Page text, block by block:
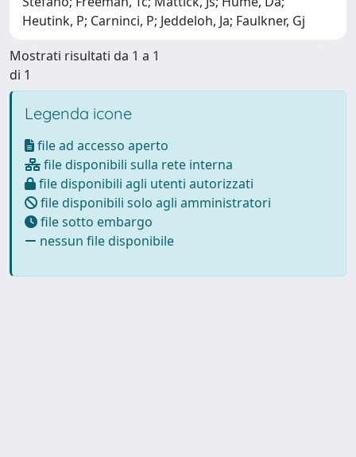
Heutink, P; Carninci, P; Jeddeloh, Ja; Faulkner, Gj
Mostrati risultati da 1 a 1
di 1
Legenda icone
file ad accesso aperto
file disponibili sulla rete interna
file disponibili agli utenti autorizzati
file disponibili solo agli amministratori
file sotto embargo
nessun file disponibile